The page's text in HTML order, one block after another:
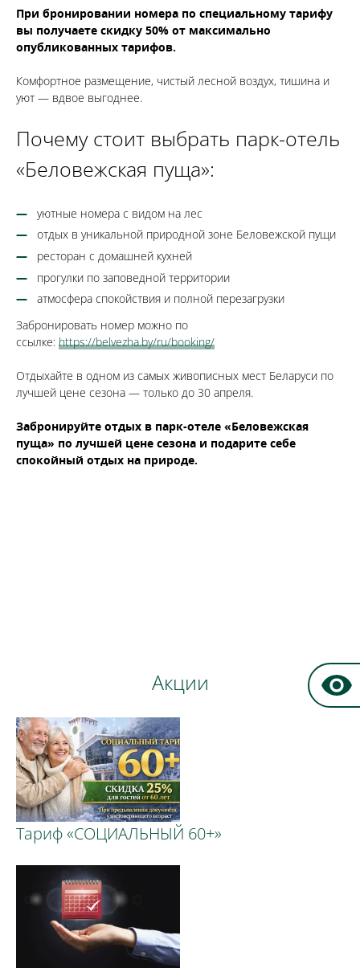
При бронировании номера по специальному тарифу
вы получаете скидку 50% от максимально
опубликованных тарифов.
Комфортное размещение, чистый лесной воздух, тишина и
уют — вдвое выгоднее.
Почему стоит выбрать парк-отель
«Беловежская пуща»:
уютные номера с видом на лес
отдых в уникальной природной зоне Беловежской пущи
ресторан с домашней кухней
прогулки по заповедной территории
атмосфера спокойствия и полной перезагрузки
Забронировать номер можно по
ссылке: https://belvezha.by/ru/booking/
Отдыхайте в одном из самых живописных мест Беларуси по
лучшей цене сезона — только до 30 апреля.
Забронируйте отдых в парк-отеле «Беловежская
пуща» по лучшей цене сезона и подарите себе
спокойный отдых на природе.
Акции
Тариф «СОЦИАЛЬНЫЙ 60+»